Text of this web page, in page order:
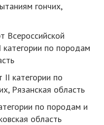
гончих,
Всероссийской
категории по породам
II категории по
Рязанская область
по породам и
область